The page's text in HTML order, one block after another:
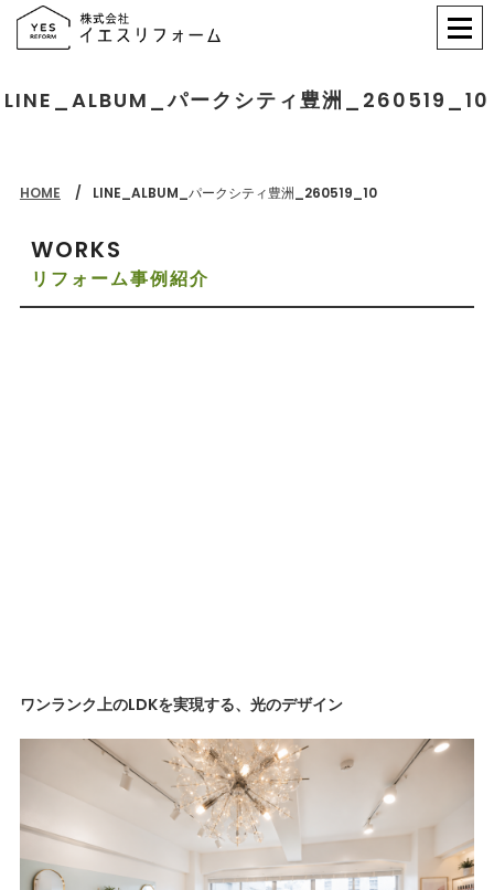
LINE_ALBUM_パークシティ豊洲_260519_10
HOME LINE_ALBUM_パークシティ豊洲_260519_10
WORKS
リフォーム事例紹介
ワンランク上のLDKを実現する、光のデザイン